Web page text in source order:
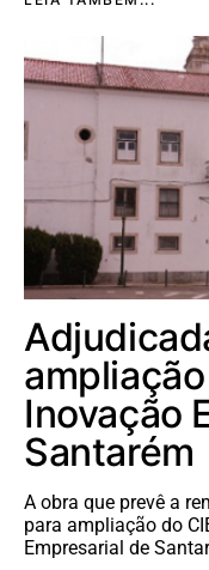
Inovação
Santarém
A obra que prevê a
para ampliação do
Empresarial de